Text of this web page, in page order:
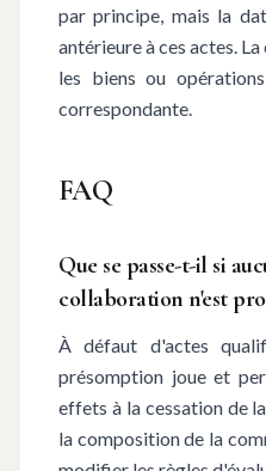
par principe, mais la
antérieure à ces actes.
les biens ou
correspondante.
FAQ
Que se passe-t-il si
collaboration n'est
À défaut d'actes
présomption joue et
effets à la cessation de
la composition de la